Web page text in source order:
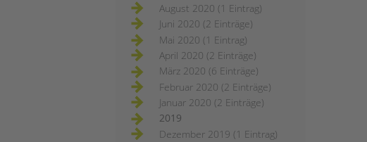
August 2020 (1 Eintrag)
Juni 2020 (2 Einträge)
Mai 2020 (1 Eintrag)
April 2020 (2 Einträge)
März 2020 (6 Einträge)
Februar 2020 (2 Einträge)
Januar 2020 (2 Einträge)
2019
Dezember 2019 (1 Eintrag)